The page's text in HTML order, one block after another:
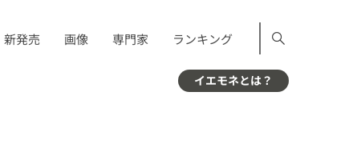
新発売 画像 専門家 ランキング
イエモネとは？